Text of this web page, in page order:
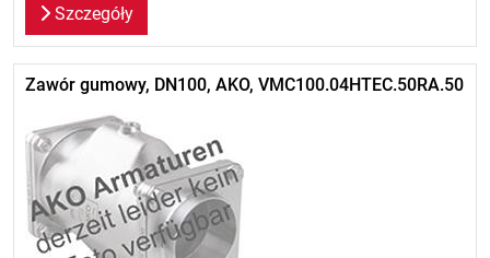
Szczegóły
Zawór gumowy, DN100, AKO, VMC100.04HTEC.50RA.50